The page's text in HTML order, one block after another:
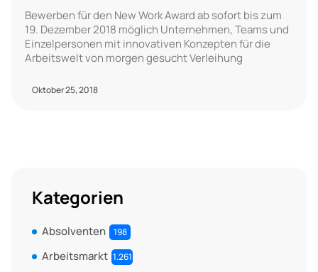
Bewerben für den New Work Award ab sofort bis zum
19. Dezember 2018 möglich Unternehmen, Teams und
Einzelpersonen mit innovativen Konzepten für die
Arbeitswelt von morgen gesucht Verleihung
Oktober 25, 2018
Kategorien
Absolventen 198
Arbeitsmarkt 1.261